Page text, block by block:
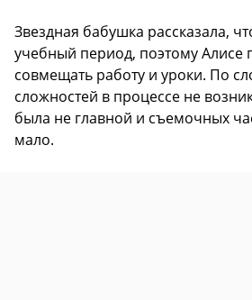
Звездная бабушка рассказала,
учебный период, поэтому Алисе
совмещать работу и уроки. По
сложностей в процессе не
была не главной и съемочных
мало.